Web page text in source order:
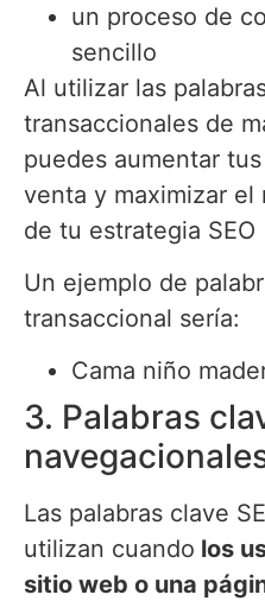
un proceso de
sencillo
Al utilizar las
transaccionales de
puedes aumentar
venta y maximizar
de tu estrategia SEO
Un ejemplo de
transaccional sería:
Cama niño
3. Palabras
Las palabras clave
utilizan cuando los
sitio web o una